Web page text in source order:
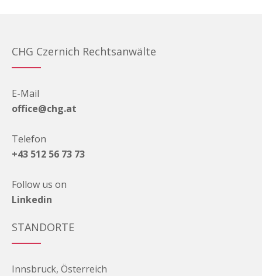
CHG Czernich Rechtsanwälte
E-Mail
office@chg.at
Telefon
+43 512 56 73 73
Follow us on
Linkedin
STANDORTE
Innsbruck, Österreich